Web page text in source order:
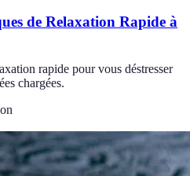
de Relaxation Rapide à
rapide pour vous déstresser
chargées.